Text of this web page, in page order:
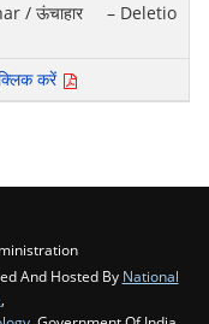
/ ऊंचाहार – Deletio
करें
And Hosted By National
,